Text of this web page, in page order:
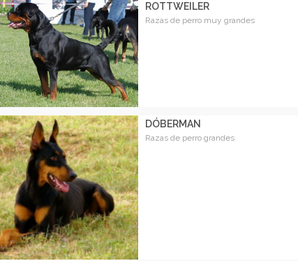
ROTTWEILER
Razas de perro muy grandes
DÓBERMAN
Razas de perro grandes